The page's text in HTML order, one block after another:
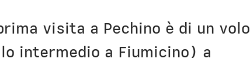
visita a Pechino è di un volo
intermedio a Fiumicino) a